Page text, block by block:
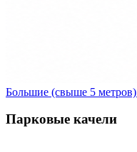
Большие (свыше 5 метров)
Парковые качели